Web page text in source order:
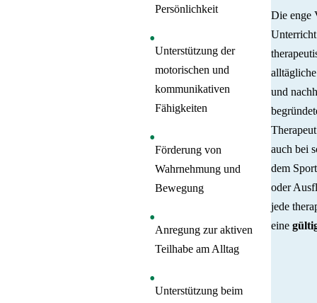
Persönlichkeit
Unterstützung der
motorischen und
kommunikativen
Fähigkeiten
Förderung von
Wahrnehmung und
Bewegung
Anregung zur aktiven
Teilhabe am Alltag
Unterstützung beim
Die enge
und
auch bei
dem
oder
jede
eine